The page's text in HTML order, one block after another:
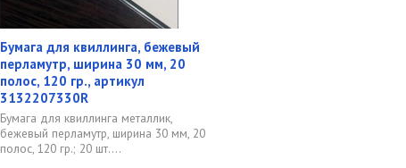
Бумага для квиллинга, бежевый
перламутр, ширина 30 мм, 20
полос, 120 гр., артикул
3132207330R
Бумага для квиллинга металлик,
бежевый перламутр, ширина 30 мм, 20
полос, 120 гр.; 20 шт....